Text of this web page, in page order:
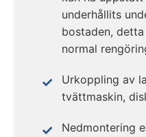
underhållits
bostaden,
normal
Urkoppling av
tvättmaskin,
Nedmontering